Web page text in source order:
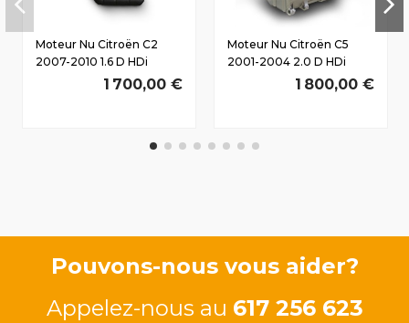
Moteur Nu Citroën C2
2007-2010 1.6 D HDi
9HZ(DV6TED4) 80/110 CV
1 700,00 €
Moteur Nu Citroën C5
2001-2004 2.0 D HDi
RHY(DW10TD) 66/90 CV
1 800,00 €
Pouvons-nous vous aider?
Appelez-nous au 617 256 623